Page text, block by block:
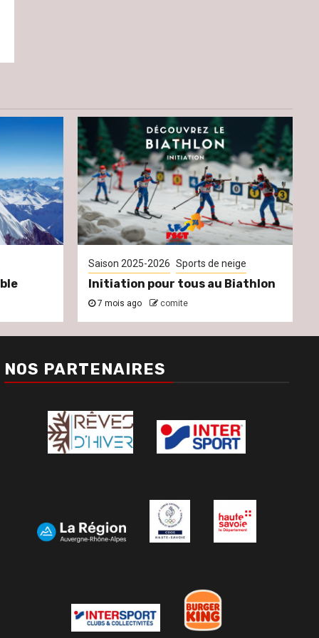
Saison 2025-2026 Sports de neige
Initiation pour tous au Biathlon
7 mois ago comite
NOS PARTENAIRES